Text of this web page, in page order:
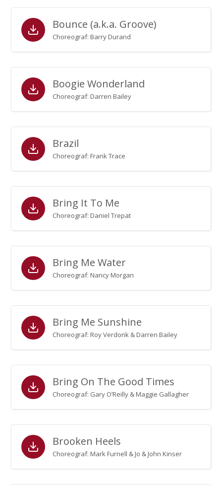
Bounce (a.k.a. Groove)
Choreograf: Barry Durand
Boogie Wonderland
Choreograf: Darren Bailey
Brazil
Choreograf: Frank Trace
Bring It To Me
Choreograf: Daniel Trepat
Bring Me Water
Choreograf: Nancy Morgan
Bring Me Sunshine
Choreograf: Roy Verdonk & Darren Bailey
Bring On The Good Times
Choreograf: Gary O’Reilly & Maggie Gallagher
Brooken Heels
Choreograf: Mark Furnell & Jo & John Kinser